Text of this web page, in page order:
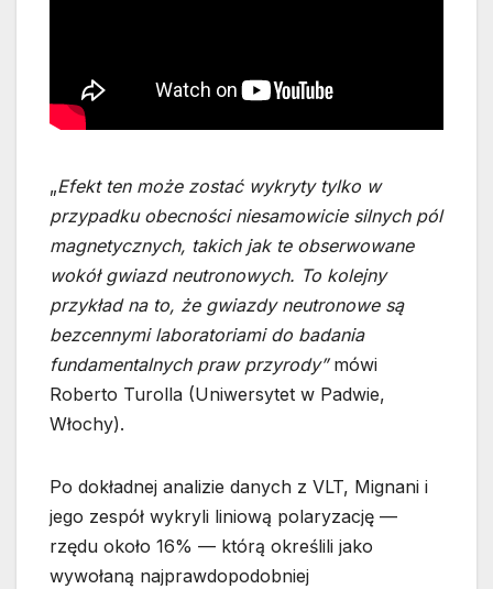
„Efekt ten może zostać wykryty tylko w
przypadku obecności niesamowicie silnych pól
magnetycznych, takich jak te obserwowane
wokół gwiazd neutronowych. To kolejny
przykład na to, że gwiazdy neutronowe są
bezcennymi laboratoriami do badania
fundamentalnych praw przyrody”mówi
Roberto Turolla (Uniwersytet w Padwie,
Włochy).
Po dokładnej analizie danych z VLT, Mignani i
jego zespół wykryli liniową polaryzację —
rzędu około 16% — którą określili jako
wywołaną najprawdopodobniej